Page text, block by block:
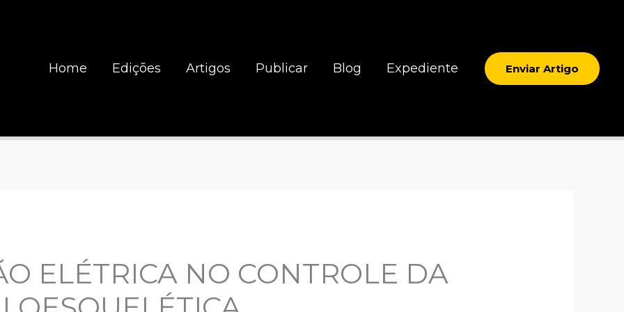
Home Edições Artigos Publicar Blog Expediente Enviar Artigo
ELÉTRICA NO CONTROLE DA